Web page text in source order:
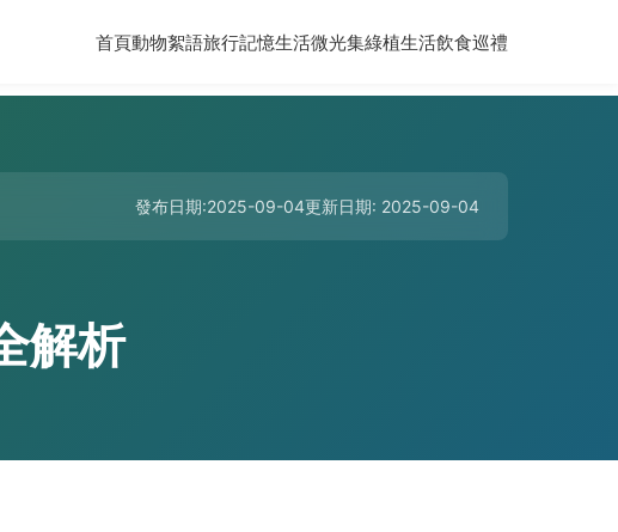
首頁動物絮語旅行記憶生活微光集綠植生活飲食巡禮
發布日期:2025-09-04更新日期: 2025-09-04
解析